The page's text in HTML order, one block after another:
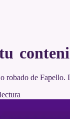
robado de